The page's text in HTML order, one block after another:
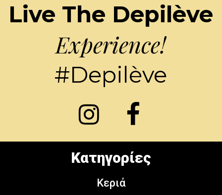
Live The Depilève
Experience!
#Depilève
Κατηγορίες
Κεριά